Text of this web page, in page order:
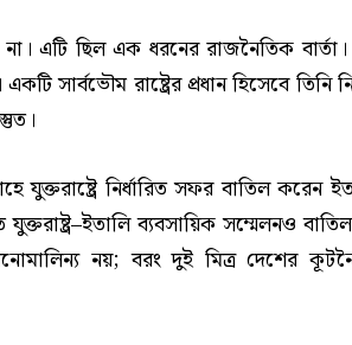
এটি ছিল এক ধরনের রাজনৈতিক বার্তা।
সার্বভৌম রাষ্ট্রের প্রধান হিসেবে তিনি
যুক্তরাষ্ট্রে নির্ধারিত সফর বাতিল করেন
যুক্তরাষ্ট্র–ইতালি ব্যবসায়িক সম্মেলনও
নয়; বরং দুই মিত্র দেশের